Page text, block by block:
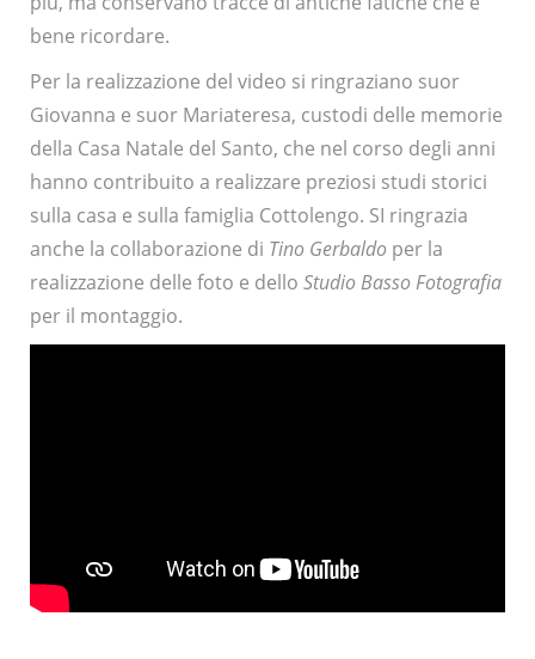
bene ricordare.
Per la realizzazione del video si ringraziano suor
Giovanna e suor Mariateresa, custodi delle memorie
della Casa Natale del Santo, che nel corso degli anni
hanno contribuito a realizzare preziosi studi storici
sulla casa e sulla famiglia Cottolengo. SI ringrazia
anche la collaborazione di Tino Gerbaldo per la
realizzazione delle foto e dello Studio Basso Fotografia
per il montaggio.